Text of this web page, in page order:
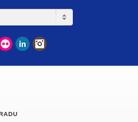
Flickr LinkedIn